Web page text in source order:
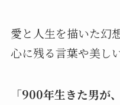
愛と人生を描いた幻
心に残る言葉や美し
「900年生きた男が